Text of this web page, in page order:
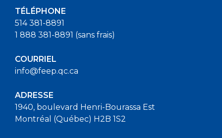
TÉLÉPHONE
514 381-8891
1 888 381-8891 (sans frais)
COURRIEL
info@feep.qc.ca
ADRESSE
1940, boulevard Henri-Bourassa Est
Montréal (Québec) H2B 1S2